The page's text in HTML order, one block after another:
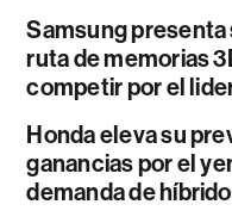
Samsung presenta
ruta de memorias
competir por el
Honda eleva su
ganancias por el
demanda de